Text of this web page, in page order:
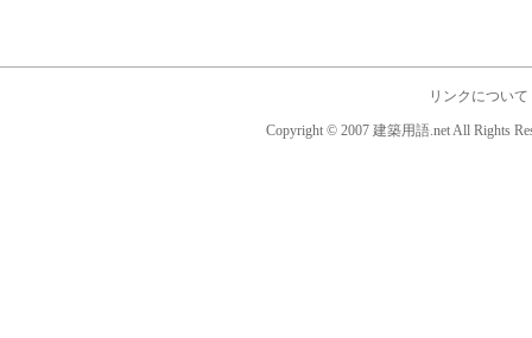
リンクについて
Copyright © 2007 建築用語.net All Rights